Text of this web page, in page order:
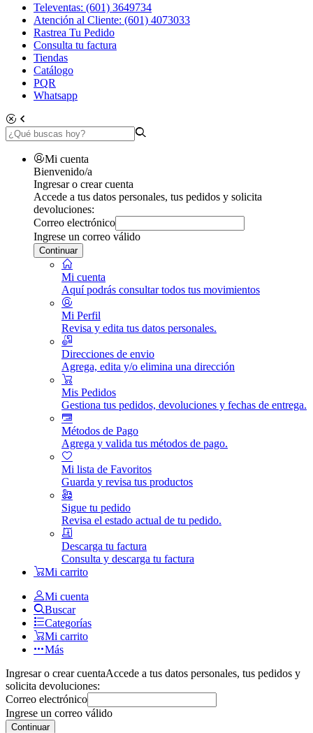
Televentas: (601) 3649734
Atención al Cliente: (601) 4073033
Rastrea Tu Pedido
Consulta tu factura
Tiendas
Catálogo
PQR
Whatsapp
Mi cuenta
Bienvenido/a
Ingresar o crear cuenta
Accede a tus datos personales, tus pedidos y solicita
devoluciones:
Correo electrónico
Ingrese un correo válido
Continuar
Mi cuenta
Aquí podrás consultar todos tus movimientos
Mi Perfil
Revisa y edita tus datos personales.
Direcciones de envio
Agrega, edita y/o elimina una dirección
Mis Pedidos
Gestiona tus pedidos, devoluciones y fechas de entrega.
Métodos de Pago
Agrega y valida tus métodos de pago.
Mi lista de Favoritos
Guarda y revisa tus productos
Sigue tu pedido
Revisa el estado actual de tu pedido.
Descarga tu factura
Consulta y descarga tu factura
Mi carrito
Mi cuenta
Buscar
Categorías
Mi carrito
Más
Ingresar o crear cuentaAccede a tus datos personales, tus pedidos y
solicita devoluciones:
Correo electrónico
Ingrese un correo válido
Continuar